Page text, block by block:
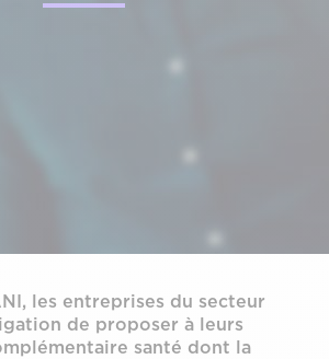
les entreprises du secteur
de proposer à leurs
santé dont la